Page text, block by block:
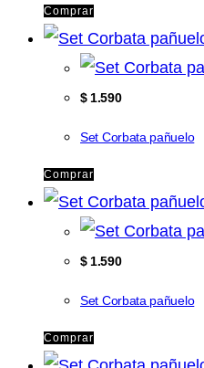
Comprar
$1.590
Set Corbata pañuelo
Comprar
$1.590
Set Corbata pañuelo
Comprar